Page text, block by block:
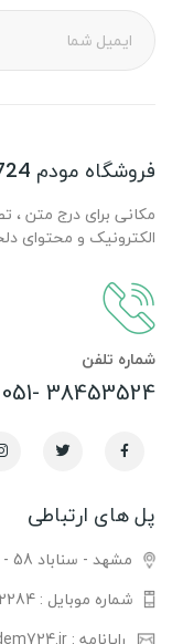
فروشگاه مودم 724
مکانی برای درج متن ،
الکترونیک و محتوای
شماره تلفن
38453524 -051
پل های ارتباطی
مشهد - سناباد 58 - پلاک 80 - طبقه 2
شماره موبایل : 09352422284 - 09352422284